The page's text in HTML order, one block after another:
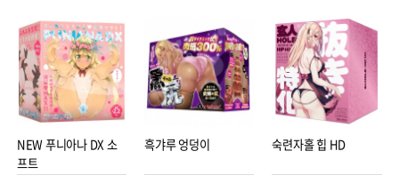
점
NEW 푸니아나 DX 소
프트
흑갸루 엉덩이 숙련자홀 힙 HD